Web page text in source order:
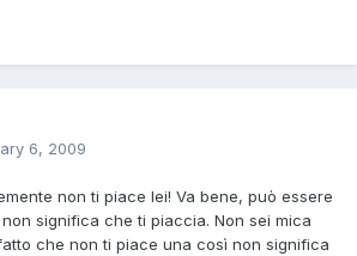
6, 2009
non ti piace lei! Va bene, può essere
significa che ti piaccia. Non sei mica
che non ti piace una così non significa